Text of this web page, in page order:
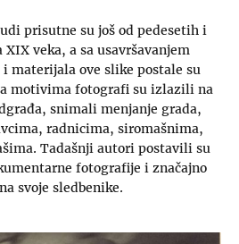
prisutne su još od pedesetih i
veka, a sa usavršavanjem
materijala ove slike postale su
motivima fotografi su izlazili na
snimali menjanje grada,
radnicima, siromašnima,
Tadašnji autori postavili su
fotografije i značajno
svoje sledbenike.